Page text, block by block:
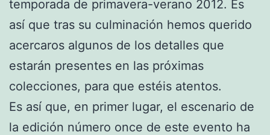
temporada de primavera-verano 2012. Es
así que tras su culminación hemos querido
acercaros algunos de los detalles que
estarán presentes en las próximas
colecciones, para que estéis atentos.
Es así que, en primer lugar, el escenario de
la edición número once de este evento ha